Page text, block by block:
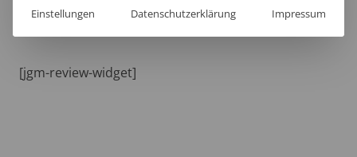
[jgm-review-widget]
Einstellungen Datenschutzerklärung Impressum